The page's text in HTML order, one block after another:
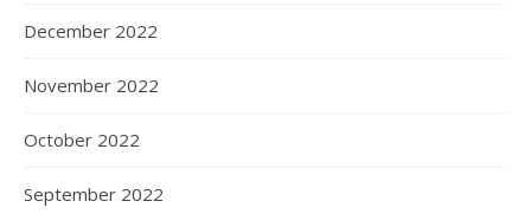
December 2022
November 2022
October 2022
September 2022